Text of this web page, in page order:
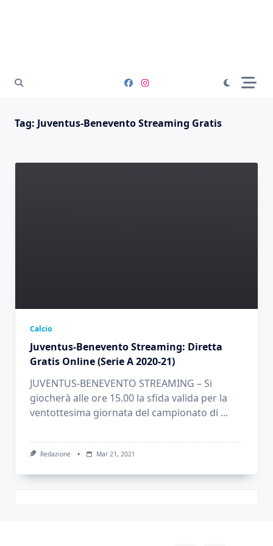
Tag: Juventus-Benevento Streaming Gratis
Calcio
Juventus-Benevento Streaming: Diretta
Gratis Online (Serie A 2020-21)
JUVENTUS-BENEVENTO STREAMING – Si
giocherà alle ore 15.00 la sfida valida per la
ventottesima giornata del campionato di ...
Redazione Mar 21, 2021